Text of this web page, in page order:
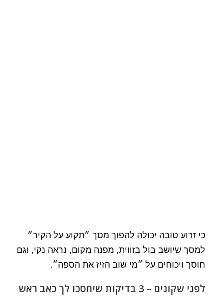
כי זרוע טובה יכולה להפוך מסך ״תקוע על הקיר״
למסך שיושב בול בזווית, מפנה מקום, נראה נקי, וגם
חוסך ויכוחים על ״מי שוב הזיז את הספה״.
לפני שקונים – 3 בדיקות שיחסכו לך כאב ראש